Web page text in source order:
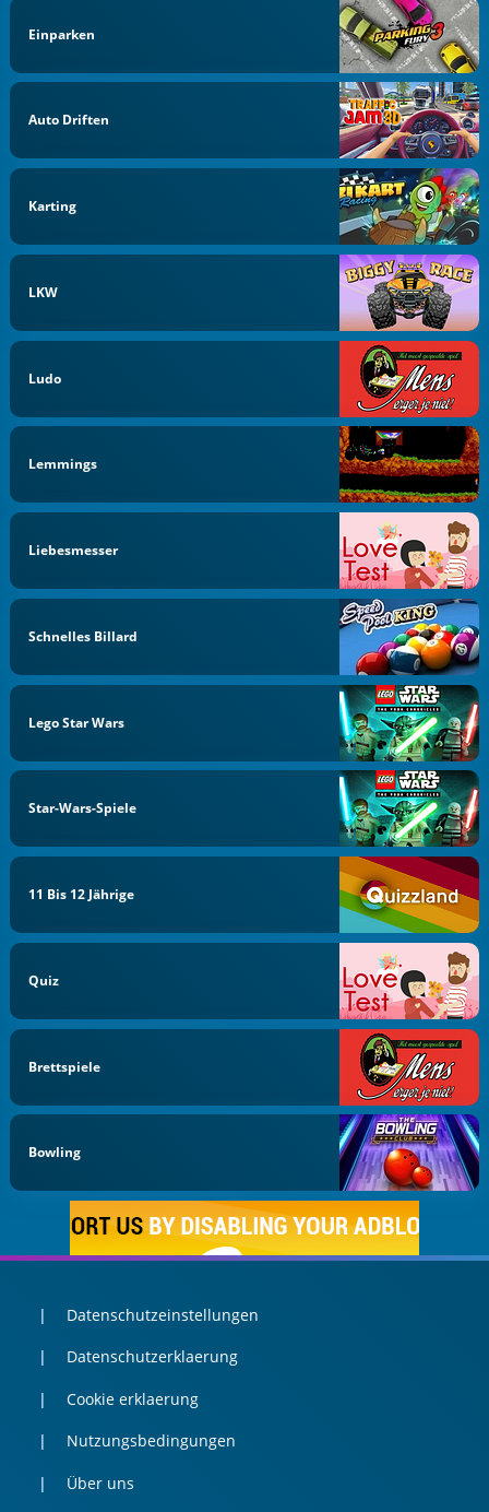
Einparken
Auto Driften
Karting
LKW
Ludo
Lemmings
Liebesmesser
Schnelles Billard
Lego Star Wars
Star-Wars-Spiele
11 Bis 12 Jährige
Quiz
Brettspiele
Bowling
Datenschutzeinstellungen
Datenschutzerklaerung
Cookie erklaerung
Nutzungsbedingungen
Über uns